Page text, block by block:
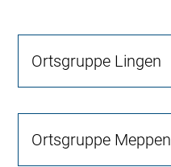
Ortsgruppe Lingen
Ortsgruppe Meppen